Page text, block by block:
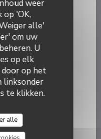
weer
op 'OK,
alle'
om uw
U
op elk
op het
linksonder
te klikken.
alle
Cave de Tain'' 2023
Camu & Fils ''